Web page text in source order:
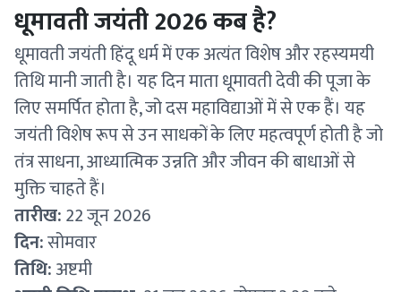
धूमावती जयंती 2026 कब है?
धूमावती जयंती हिंदू धर्म में एक अत्यंत विशेष और रहस्यमयी
तिथि मानी जाती है। यह दिन माता धूमावती देवी की पूजा के
लिए समर्पित होता है, जो दस महाविद्याओं में से एक हैं। यह
जयंती विशेष रूप से उन साधकों के लिए महत्वपूर्ण होती है जो
तंत्र साधना, आध्यात्मिक उन्नति और जीवन की बाधाओं से
मुक्ति चाहते हैं।
तारीख:22 जून 2026
दिन:सोमवार
तिथि:अष्टमी